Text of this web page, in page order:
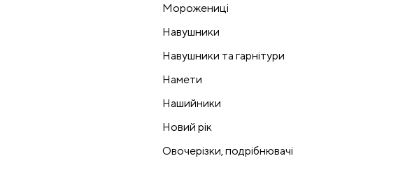
Морожениці
Навушники
Навушники та гарнітури
Намети
Нашийники
Новий рік
Овочерізки, подрібнювачі